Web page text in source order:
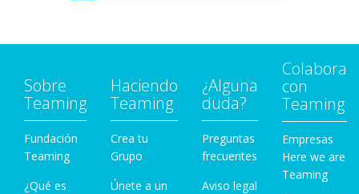
Sobre
Teaming
Fundación
Teaming
¿Qué es
Haciendo
Teaming
Crea tu
Grupo
Únete a un
¿Alguna
duda?
Preguntas
frecuentes
Aviso legal
Colabora
con
Teaming
Empresas
Here we are
Teaming